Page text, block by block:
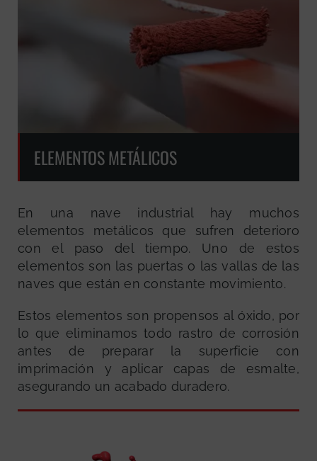
ELEMENTOS METÁLICOS
En una nave industrial hay muchos
elementos metálicos que sufren deterioro
con el paso del tiempo. Uno de estos
elementos son las puertas o las vallas de las
naves que están en constante movimiento.
Estos elementos son propensos al óxido, por
lo que eliminamos todo rastro de corrosión
antes de preparar la superficie con
imprimación y aplicar capas de esmalte,
asegurando un acabado duradero.